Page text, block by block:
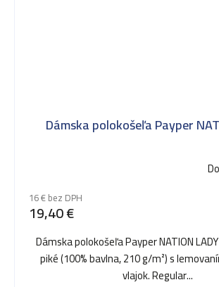
Dámska polokošeľa Payper
16 € bez DPH
19,40 €
Dámska polokošeľa Payper NATION
piké (100% bavlna, 210 g/m²) s
vlajok. Regular...